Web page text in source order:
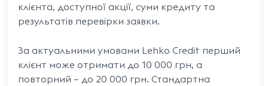
клієнта, доступної акції, суми кредиту та
результатів перевірки заявки.
За актуальними умовами Lehko Credit перший
клієнт може отримати до 10 000 грн, а
повторний — до 20 000 грн. Стандартна